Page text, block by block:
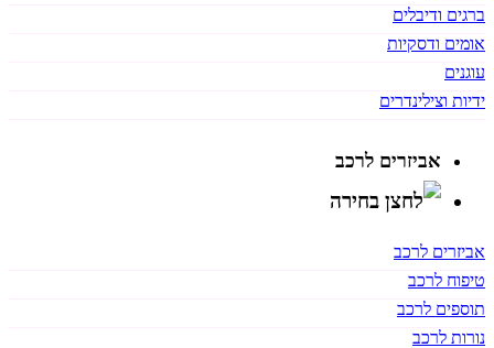
ברגים ודיבלים
אומים ודסקיות
עוגנים
ידיות וצילינדרים
אביזרים לרכב
אביזרים לרכב
טיפוח לרכב
תוספים לרכב
נורות לרכב